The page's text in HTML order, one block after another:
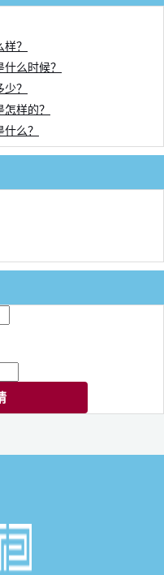
？
么时候？
？
样的？
么？